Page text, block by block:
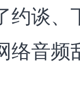
约谈、
络音频